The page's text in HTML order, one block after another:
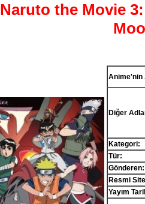
Naruto the Movie
Anime'nin
Diğer
Kategori:
Tür:
Gönderen:
Resmi
Yayım